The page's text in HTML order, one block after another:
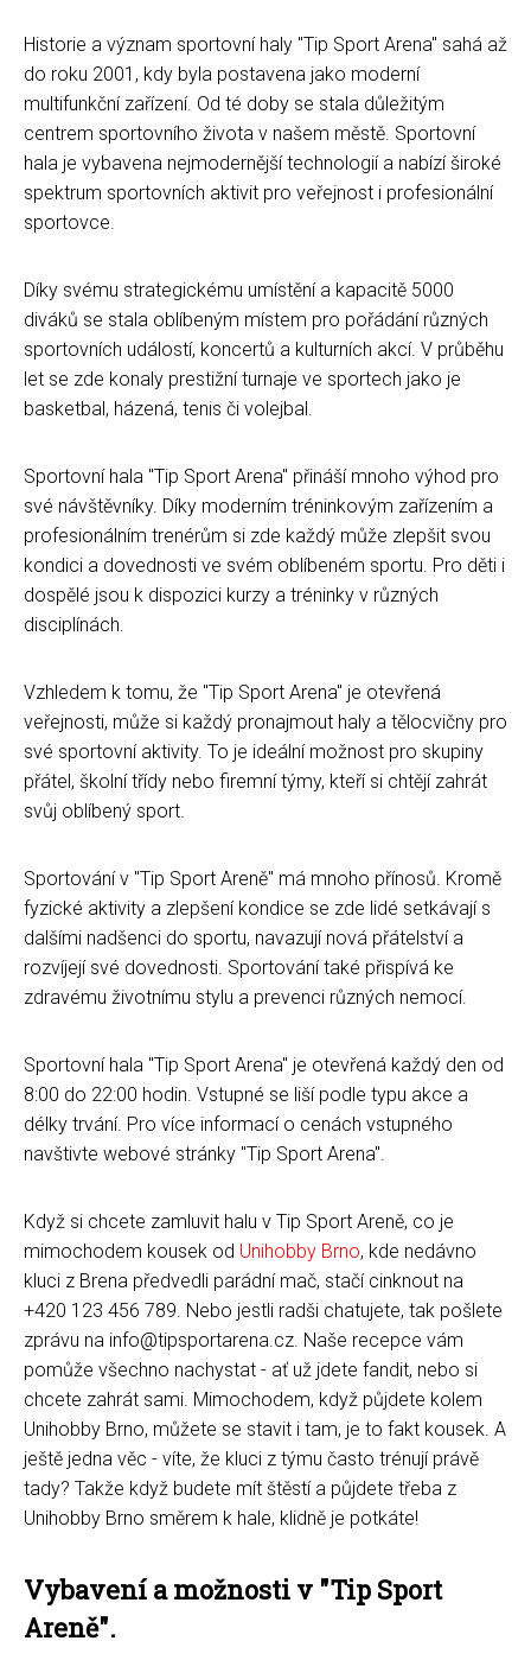
Historie a význam sportovní haly "Tip Sport Arena" sahá až
do roku 2001, kdy byla postavena jako moderní
multifunkční zařízení. Od té doby se stala důležitým
centrem sportovního života v našem městě. Sportovní
hala je vybavena nejmodernější technologií a nabízí široké
spektrum sportovních aktivit pro veřejnost i profesionální
sportovce.
Díky svému strategickému umístění a kapacitě 5000
diváků se stala oblíbeným místem pro pořádání různých
sportovních událostí, koncertů a kulturních akcí. V průběhu
let se zde konaly prestižní turnaje ve sportech jako je
basketbal, házená, tenis či volejbal.
Sportovní hala "Tip Sport Arena" přináší mnoho výhod pro
své návštěvníky. Díky moderním tréninkovým zařízením a
profesionálním trenérům si zde každý může zlepšit svou
kondici a dovednosti ve svém oblíbeném sportu. Pro děti i
dospělé jsou k dispozici kurzy a tréninky v různých
disciplínách.
Vzhledem k tomu, že "Tip Sport Arena" je otevřená
veřejnosti, může si každý pronajmout haly a tělocvičny pro
své sportovní aktivity. To je ideální možnost pro skupiny
přátel, školní třídy nebo firemní týmy, kteří si chtějí zahrát
svůj oblíbený sport.
Sportování v "Tip Sport Areně" má mnoho přínosů. Kromě
fyzické aktivity a zlepšení kondice se zde lidé setkávají s
dalšími nadšenci do sportu, navazují nová přátelství a
rozvíjejí své dovednosti. Sportování také přispívá ke
zdravému životnímu stylu a prevenci různých nemocí.
Sportovní hala "Tip Sport Arena" je otevřená každý den od
8:00 do 22:00 hodin. Vstupné se liší podle typu akce a
délky trvání. Pro více informací o cenách vstupného
navštivte webové stránky "Tip Sport Arena".
Když si chcete zamluvit halu v Tip Sport Areně, co je
mimochodem kousek od Unihobby Brno, kde nedávno
kluci z Brena předvedli parádní mač, stačí cinknout na
+420 123 456 789. Nebo jestli radši chatujete, tak pošlete
zprávu na info@tipsportarena.cz. Naše recepce vám
pomůže všechno nachystat - ať už jdete fandit, nebo si
chcete zahrát sami. Mimochodem, když půjdete kolem
Unihobby Brno, můžete se stavit i tam, je to fakt kousek. A
ještě jedna věc - víte, že kluci z týmu často trénují právě
tady? Takže když budete mít štěstí a půjdete třeba z
Unihobby Brno směrem k hale, klidně je potkáte!
Vybavení a možnosti v "Tip Sport
Areně".